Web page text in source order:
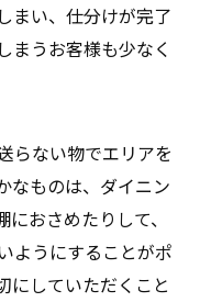
まい、仕分けが完了
まうお客様も少なく
らない物でエリアを
なものは、ダイニン
おさめたりして、
ようにすることがポ
にしていただくこと